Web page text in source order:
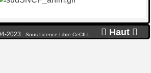
 Haut 
2023 Sous Licence Libre CeCILL